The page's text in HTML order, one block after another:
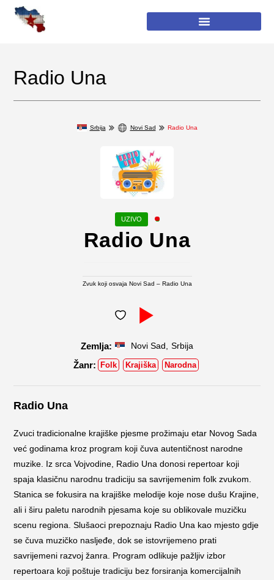
Radio Una
Srbija Novi Sad Radio Una
Radio Una
Zvuk koji osvaja Novi Sad – Radio Una
Novi Sad Srbija
Folk Krajiška Narodna
Radio Una
Zvuci tradicionalne krajiške pjesme prožimaju etar Novog Sada
već godinama kroz program koji čuva autentičnost narodne
muzike. Iz srca Vojvodine, Radio Una donosi repertoar koji
spaja klasičnu narodnu tradiciju sa savrijemenim folk zvukom.
Stanica se fokusira na krajiške melodije koje nose dušu Krajine,
ali i širu paletu narodnih pjesama koje su oblikovale muzičku
scenu regiona. Slušaoci prepoznaju Radio Una kao mjesto gdje
se čuva muzičko nasljeđe, dok se istovrijemeno prati
savrijemeni razvoj žanra. Program odlikuje pažljiv izbor
repertoara koji poštuje tradiciju bez forsiranja komercijalnih